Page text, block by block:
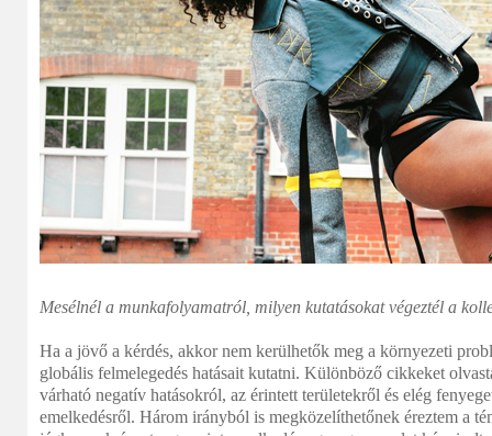
Mesélnél a munkafolyamatról, milyen kutatásokat végeztél a
Ha a jövő a kérdés, akkor nem kerülhetők meg a környezeti
globális felmelegedés hatásait kutatni. Különböző cikkeket
várható negatív hatásokról, az érintett területekről és elég
emelkedésről. Három irányból is megközelíthetőnek éreztem a